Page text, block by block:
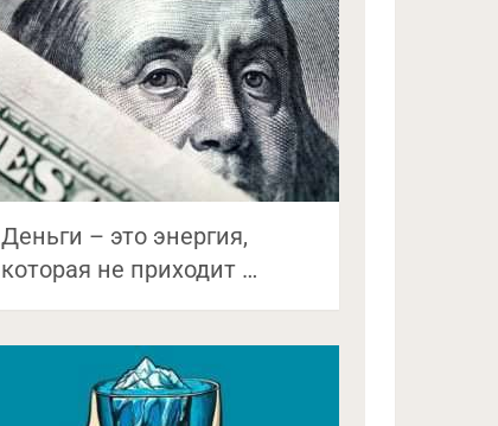
Деньги – это энергия,
которая не приходит …